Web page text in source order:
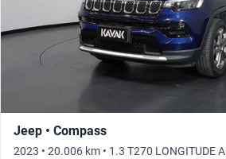
Jeep • Compass
2023 • 20.006 km • 1.3 T270 LONGITUDE